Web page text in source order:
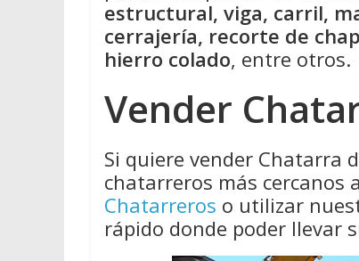
estructural, viga, carril,
cerrajería, recorte de
hierro colado, entre otros.
Vender
Si quiere vender Chatarra
chatarreros más cercanos
Chatarreros o utilizar
rápido donde poder llevar